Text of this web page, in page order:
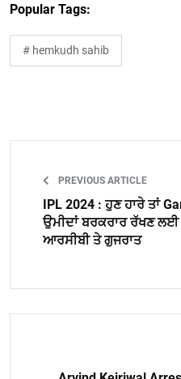
Popular Tags:
# hemkudh sahib
PREVIOUS ARTICLE
IPL 2024 : ਹੁਣ ਹਾਰੇ ਤਾਂ
ਉਮੀਦਾਂ ਬਰਕਰਾਰ ਰੱਖਣ
ਆਰਸੀਬੀ ਤੇ ਗੁਜਰਾਤ